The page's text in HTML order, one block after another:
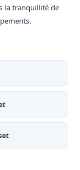
la tranquillité de